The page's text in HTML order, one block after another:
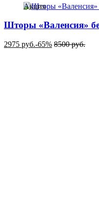
Акция
Шторы «Валенсия»
2975 руб.-65% 8500руб.